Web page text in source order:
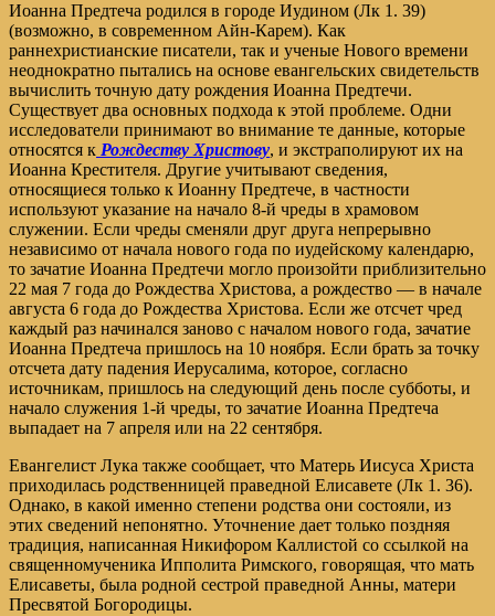
Иоанна Предтеча родился в городе Иудином (Лк 1. 39)
(возможно, в современном Айн-Карем). Как
раннехристианские писатели, так и ученые Нового времени
неоднократно пытались на основе евангельских свидетельств
вычислить точную дату рождения Иоанна Предтечи.
Существует два основных подхода к этой проблеме. Одни
исследователи принимают во внимание те данные, которые
относятся к Рождеству Христову, и экстраполируют их на
Иоанна Крестителя. Другие учитывают сведения,
относящиеся только к Иоанну Предтече, в частности
используют указание на начало 8-й чреды в храмовом
служении. Если чреды сменяли друг друга непрерывно
независимо от начала нового года по иудейскому календарю,
то зачатие Иоанна Предтечи могло произойти приблизительно
22 мая 7 года до Рождества Христова, а рождество — в начале
августа 6 года до Рождества Христова. Если же отсчет чред
каждый раз начинался заново с началом нового года, зачатие
Иоанна Предтеча пришлось на 10 ноября. Если брать за точку
отсчета дату падения Иерусалима, которое, согласно
источникам, пришлось на следующий день после субботы, и
начало служения 1-й чреды, то зачатие Иоанна Предтеча
выпадает на 7 апреля или на 22 сентября.
Евангелист Лука также сообщает, что Матерь Иисуса Христа
приходилась родственницей праведной Елисавете (Лк 1. 36).
Однако, в какой именно степени родства они состояли, из
этих сведений непонятно. Уточнение дает только поздняя
традиция, написанная Никифором Каллистой со ссылкой на
священномученика Ипполита Римского, говорящая, что мать
Елисаветы, была родной сестрой праведной Анны, матери
Пресвятой Богородицы.